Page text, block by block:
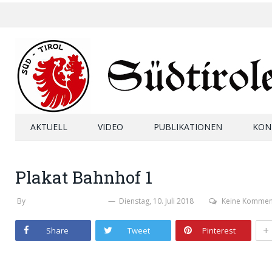
AKTUELL VIDEO PUBLIKATIONEN
Plakat Bahnhof 1
By Dienstag, 10. Juli 2018 Keine
Share Tweet Pinterest +